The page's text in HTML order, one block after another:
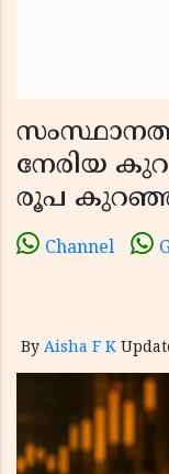
നേരിയ
രൂപ കുറഞ്ഞ്
Channel
By Aisha F K